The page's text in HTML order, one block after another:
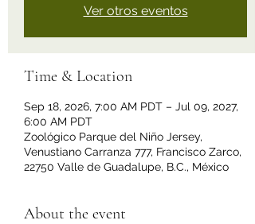
Ver otros eventos
Time & Location
Sep 18, 2026, 7:00 AM PDT – Jul 09, 2027,
6:00 AM PDT
Zoológico Parque del Niño Jersey,
Venustiano Carranza 777, Francisco Zarco,
22750 Valle de Guadalupe, B.C., México
About the event